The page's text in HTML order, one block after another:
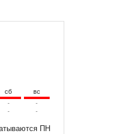
сб вс
-
-
-
-
ПН